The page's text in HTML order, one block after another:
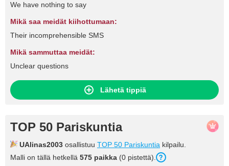
We have nothing to say
Mikä saa meidät kiihottumaan:
Their incomprehensible SMS
Mikä sammuttaa meidät:
Unclear questions
Lähetä tippiä
TOP 50 Pariskuntia
UAlinas2003 osallistuu TOP 50 Pariskuntia kilpailu.
Malli on tällä hetkellä 575 paikka (0 pistettä).